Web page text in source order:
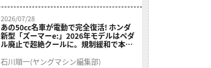
2026/07/28
あの50cc名車が電動で完全復活! ホンダ
新型「ズーマーe:」2026年モデルはペダ
ル廃止で超絶クールに。規制緩和で本来
石川順一(ヤングマシン編集部)